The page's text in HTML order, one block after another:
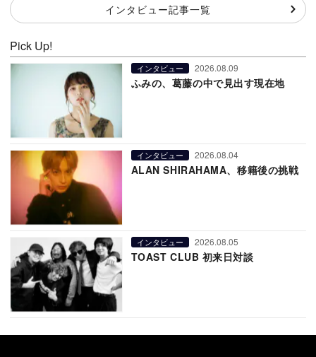
インタビュー記事一覧
Pick Up!
インタビュー 2026.08.09
ふみの、葛藤の中で見出す現在地
インタビュー 2026.08.04
ALAN SHIRAHAMA、移籍後の挑戦
インタビュー 2026.08.05
TOAST CLUB 初来日対談